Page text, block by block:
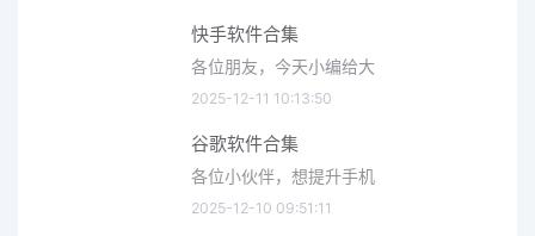
快手软件合集
各位朋友，今天小编给大
2025-12-11 10:13:50
谷歌软件合集
各位小伙伴，想提升手机
2025-12-10 09:51:11